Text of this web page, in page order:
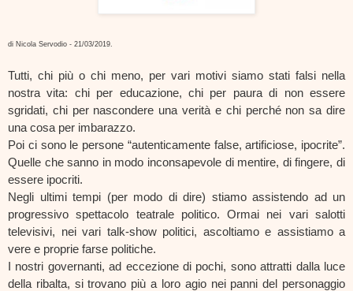
di Nicola Servodio - 21/03/2019.
Tutti, chi più o chi meno, per vari motivi siamo stati falsi nella
nostra vita: chi per educazione, chi per paura di non essere
sgridati, chi per nascondere una verità e chi perché non sa dire
una cosa per imbarazzo.
Poi ci sono le persone “autenticamente false, artificiose, ipocrite”.
Quelle che sanno in modo inconsapevole di mentire, di fingere, di
essere ipocriti.
Negli ultimi tempi (per modo di dire) stiamo assistendo ad un
progressivo spettacolo teatrale politico. Ormai nei vari salotti
televisivi, nei vari talk-show politici, ascoltiamo e assistiamo a
vere e proprie farse politiche.
I nostri governanti, ad eccezione di pochi, sono attratti dalla luce
della ribalta, si trovano più a loro agio nei panni del personaggio